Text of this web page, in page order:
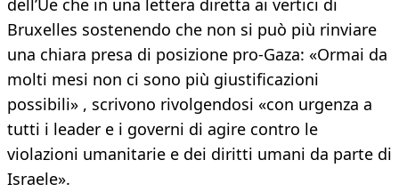
dell’Ue che in una lettera diretta ai vertici di
Bruxelles sostenendo che non si può più rinviare
una chiara presa di posizione pro-Gaza: «Ormai da
molti mesi non ci sono più giustificazioni
possibili» , scrivono rivolgendosi «con urgenza a
tutti i leader e i governi di agire contro le
violazioni umanitarie e dei diritti umani da parte di
Israele».